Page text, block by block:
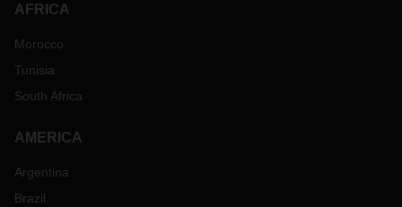
AFRICA
Morocco
Tunisia
South Africa
AMERICA
Argentina
Brazil